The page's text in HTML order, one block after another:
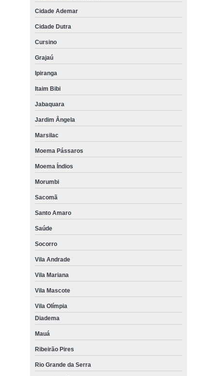
Cidade Ademar
Cidade Dutra
Cursino
Grajaú
Ipiranga
Itaim Bibi
Jabaquara
Jardim Ângela
Marsilac
Moema Pássaros
Moema Índios
Morumbi
Sacomã
Santo Amaro
Saúde
Socorro
Vila Andrade
Vila Mariana
Vila Mascote
Vila Olímpia
Diadema
Mauá
Ribeirão Pires
Rio Grande da Serra